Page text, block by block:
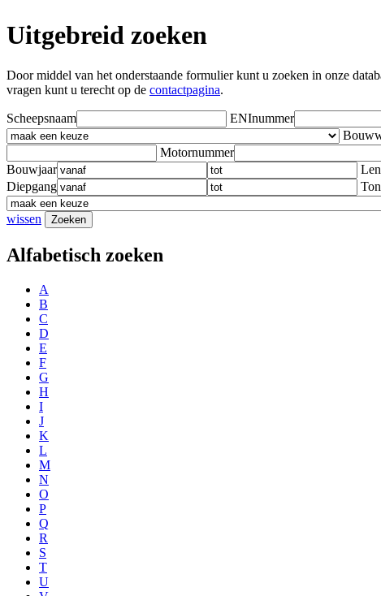
Uitgebreid zoeken
Door middel van het onderstaande formulier kunt u zoeken in onze
vragen kunt u terecht op de contactpagina.
Scheepsnaam ENInummer
Motornummer
Bouwjaar
Diepgang
wissen
Alfabetisch zoeken
A
B
C
D
E
F
G
H
I
J
K
L
M
N
O
P
Q
R
S
T
U